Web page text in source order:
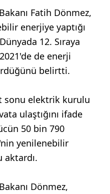
Fatih Dönmez,
enerjiye yaptığı
12. Sıraya
de enerji
belirtti.
sonu elektrik kurulu
ulaştığını ifade
50 bin 790
yenilenebilir
Dönmez,